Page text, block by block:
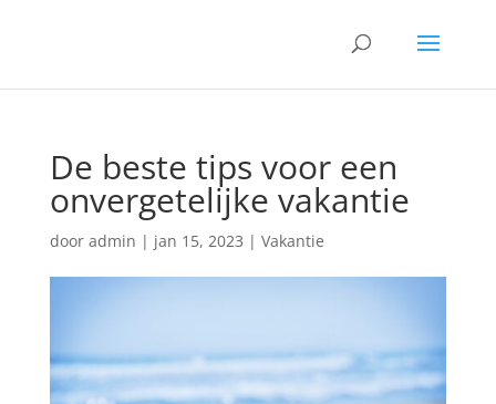
De beste tips voor een
onvergetelijke vakantie
door admin | jan 15, 2023 | Vakantie